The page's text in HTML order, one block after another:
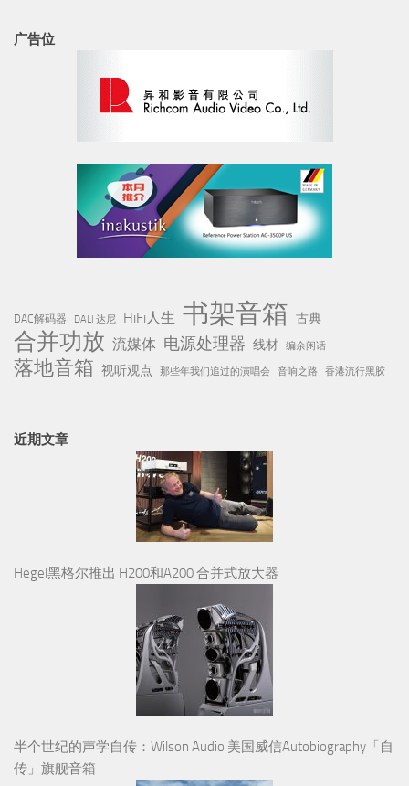
广告位
DAC解码器 DALI 达尼 HiFi人生 书架音箱 古典
合并功放 流媒体 电源处理器 线材 编余闲话
落地音箱 视听观点 那些年我们追过的演唱会 音响之路 香港流行黑胶
近期文章
Hegel黑格尔推出 H200和A200 合并式放大器
半个世纪的声学自传：Wilson Audio 美国威信Autobiography「自
传」旗舰音箱